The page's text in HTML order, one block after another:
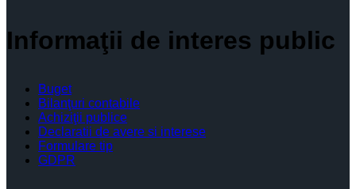
Informaţii de interes public
Buget
Bilanţuri contabile
Achiziţii publice
Declaratii de avere si interese
Formulare tip
GDPR